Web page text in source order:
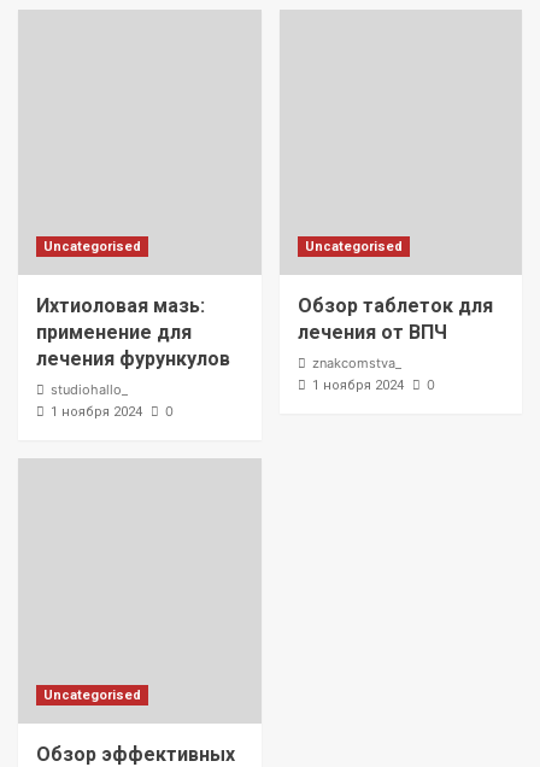
Uncategorised
Ихтиоловая мазь:
применение для
лечения фурункулов
studiohallo_
1 ноября 2024 0
Uncategorised
Обзор таблеток для
лечения от ВПЧ
znakcomstva_
1 ноября 2024 0
Uncategorised
Обзор эффективных